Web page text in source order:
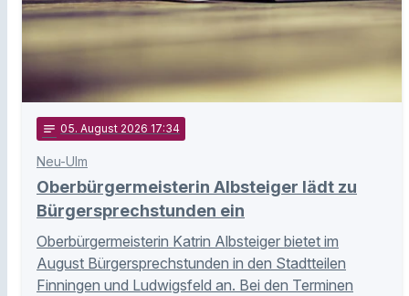
notes 05. August 2026 17:34
Neu-Ulm
Oberbürgermeisterin Albsteiger lädt zu
Bürgersprechstunden ein
Oberbürgermeisterin Katrin Albsteiger bietet im
August Bürgersprechstunden in den Stadtteilen
Finningen und Ludwigsfeld an. Bei den Terminen